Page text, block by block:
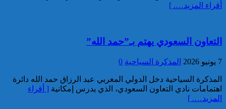
توقيف مواطن أجنبي مبحوث عنه
بموجب أمر دولي بإلقاء القبض
أقراء المزيد…. ]
التعاون السعودي يهتم بـ”حمد الله”
7 يونيو 2026 المذكرة السياحية 0
المذكرة السياحية دخل الدولي المغربي عبد الرزاق حمد الله دائرة
اهتمامات نادي التعاون السعودي، الذي يدرس إمكانية [ أقراء
المزيد…. ]